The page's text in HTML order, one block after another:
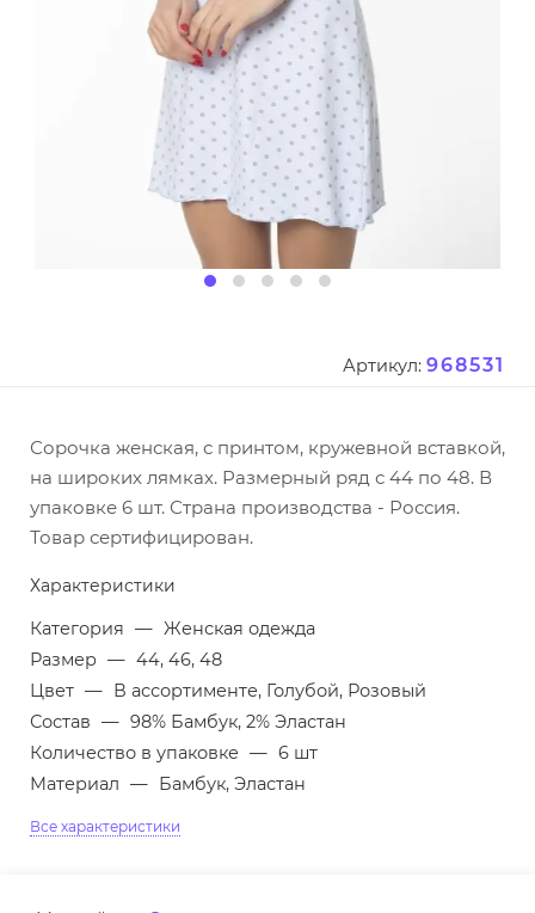
Артикул: 968531
Сорочка женская, с принтом, кружевной вставкой,
на широких лямках. Размерный ряд с 44 по 48. В
упаковке 6 шт. Страна производства - Россия.
Товар сертифицирован.
Характеристики
Категория — Женская одежда
Размер — 44, 46, 48
Цвет — В ассортименте, Голубой, Розовый
Состав — 98% Бамбук, 2% Эластан
Количество в упаковке — 6 шт
Материал — Бамбук, Эластан
Все характеристики